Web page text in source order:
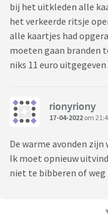
bij het uitkleden alle
het verkeerde ritsje
alle kaartjes had
moeten gaan branden
niks 11 euro
rionyriony
17-04-2022 om
De warme avonden zijn
Ik moet opnieuw
niet te bibberen of weg